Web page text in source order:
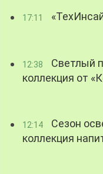
17:11
12:38
Светлый
коллекция от
12:14
Сезон
коллекция